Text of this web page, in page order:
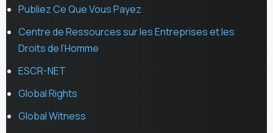
Publiez Ce Que Vous Payez
Centre de Ressources sur les Entreprises et les
Droits de l’Homme
ESCR-NET
Global Rights
Global Witness